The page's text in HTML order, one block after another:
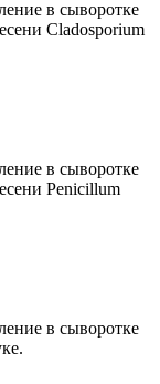
в сыворотке
Cladosporium
в сыворотке
Penicillum
в сыворотке